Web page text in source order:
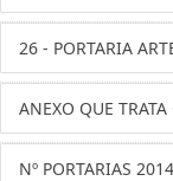
26 - PORTARIA
ANEXO QUE TRATA
Nº PORTARIAS